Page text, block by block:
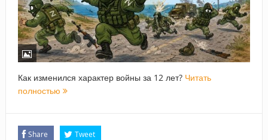
Как изменился характер войны за 12 лет? Читать
полностью
Share Tweet